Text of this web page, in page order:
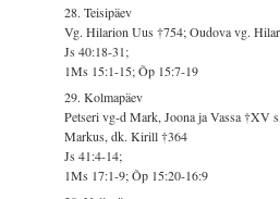
28. Teisipäev
Vg. Hilarion Uus †754; Oudova vg.
Js 40:18-31;
1Ms 15:1-15; Õp 15:7-19
29. Kolmapäev
Petseri vg-d Mark, Joona ja Vassa †XV
Markus, dk. Kirill †364
Js 41:4-14;
1Ms 17:1-9; Õp 15:20-16:9